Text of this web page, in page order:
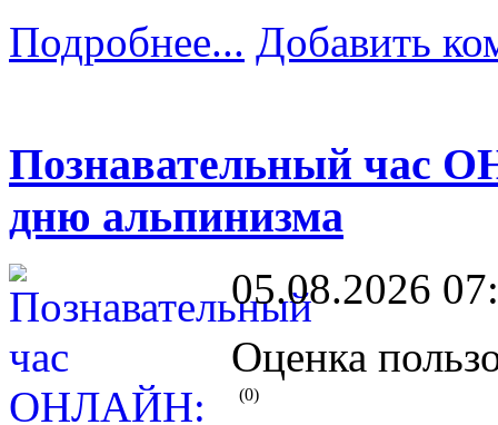
Подробнее... Добавить
Познавательный час
дню альпинизма
05.08.2026
Оценка
(0)